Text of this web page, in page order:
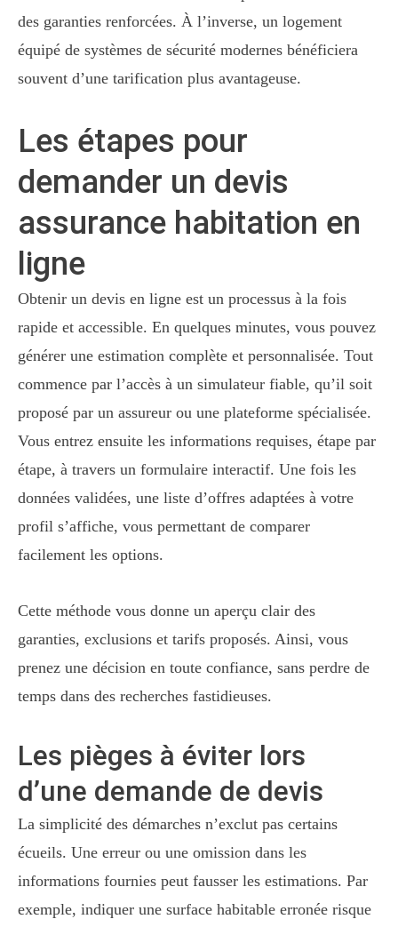
des garanties renforcées. À l’inverse, un logement
équipé de systèmes de sécurité modernes bénéficiera
souvent d’une tarification plus avantageuse.
Les étapes pour
demander un devis
assurance habitation en
ligne
Obtenir un devis en ligne est un processus à la fois
rapide et accessible. En quelques minutes, vous pouvez
générer une estimation complète et personnalisée. Tout
commence par l’accès à un simulateur fiable, qu’il soit
proposé par un assureur ou une plateforme spécialisée.
Vous entrez ensuite les informations requises, étape par
étape, à travers un formulaire interactif. Une fois les
données validées, une liste d’offres adaptées à votre
profil s’affiche, vous permettant de comparer
facilement les options.
Cette méthode vous donne un aperçu clair des
garanties, exclusions et tarifs proposés. Ainsi, vous
prenez une décision en toute confiance, sans perdre de
temps dans des recherches fastidieuses.
Les pièges à éviter lors
d’une demande de devis
La simplicité des démarches n’exclut pas certains
écueils. Une erreur ou une omission dans les
informations fournies peut fausser les estimations. Par
exemple, indiquer une surface habitable erronée risque